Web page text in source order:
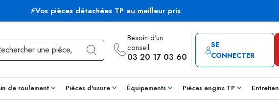
⚡Vos pièces détachées TP au meilleur prix
Besoin d'un
conseil
03 20 17 03 60
SE
CONNECTER
de roulement Pièces d'usure Équipements Pièces engins TP Entretien